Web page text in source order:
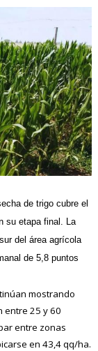
de trigo cubre el
su etapa final. La
del área agrícola
de 5,8 puntos
mostrando
entre 25 y 60
entre zonas
en 43,4 qq/ha.